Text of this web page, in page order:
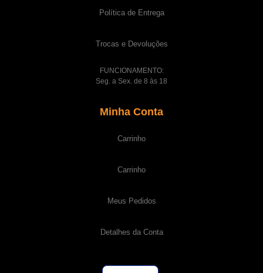
Política de Entrega
Trocas e Devoluções
FUNCIONAMENTO:
Seg. a Sex. de 8 às 18
Minha Conta
Carrinho
Carrinho
Meus Pedidos
Detalhes da Conta